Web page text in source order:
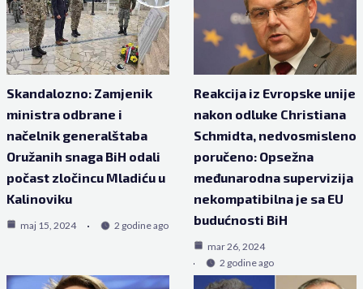
Skandalozno: Zamjenik
ministra odbrane i
načelnik generalštaba
Oružanih snaga BiH odali
počast zločincu Mladiću u
Kalinoviku
maj 15, 2024 2 godine ago
Reakcija iz Evropske unije
nakon odluke Christiana
Schmidta, nedvosmisleno
poručeno: Opsežna
međunarodna supervizija
nekompatibilna je sa EU
budućnosti BiH
mar 26, 2024
2 godine ago